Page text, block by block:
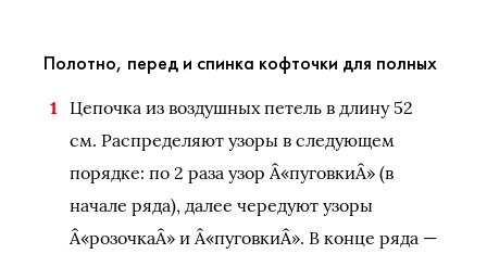
Полотно, перед и спинка кофточки для полных
Цепочка из воздушных петель в длину 52
см. Распределяют узоры в следующем
порядке: по 2 раза узор Â«пуговкиÂ» (в
начале ряда), далее чередуют узоры
Â«розочкаÂ» и Â«пуговкиÂ». В конце ряда —